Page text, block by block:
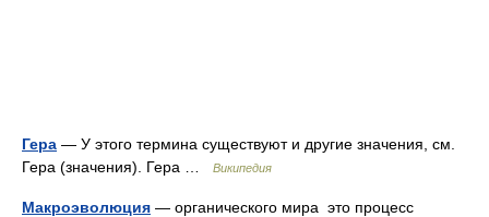
Гера — У этого термина существуют и другие значения, см.
Гера (значения). Гера …
Википедия
Макроэволюция — органического мира это процесс